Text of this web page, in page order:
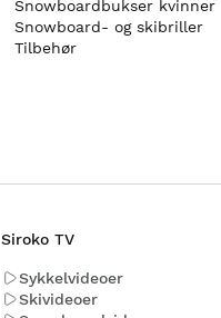
Snowboardbukser kvinner
Snowboard- og skibriller
Tilbehør
Siroko TV
Sykkelvideoer
Skivideoer